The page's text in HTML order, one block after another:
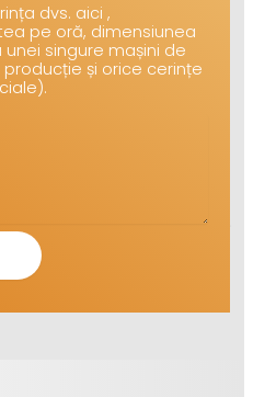
dvs. aici ,
pe oră, dimensiunea
singure mașini de
și orice cerințe